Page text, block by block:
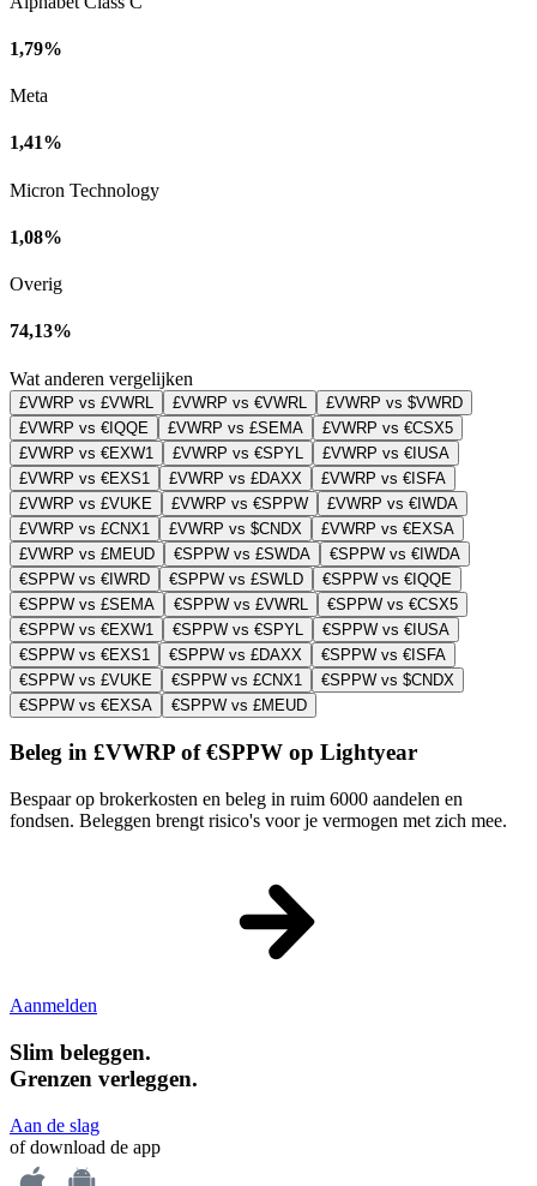
1,79%
Meta
1,41%
Micron Technology
1,08%
Overig
74,13%
Wat anderen vergelijken
£VWRP vs £VWRL £VWRP vs €VWRL
£VWRP vs $VWRD
£VWRP vs €IQQE
£VWRP vs £SEMA
£VWRP vs €CSX5
£VWRP vs €EXW1
£VWRP vs €SPYL
£VWRP vs €IUSA
£VWRP vs €EXS1
£VWRP vs £DAXX
£VWRP vs €ISFA
£VWRP vs £VUKE
£VWRP vs €SPPW
£VWRP vs €IWDA
£VWRP vs £CNX1
£VWRP vs $CNDX
£VWRP vs €EXSA
£VWRP vs £MEUD
€SPPW vs £SWDA
€SPPW vs €IWDA
€SPPW vs €IWRD
€SPPW vs £SWLD
€SPPW vs €IQQE
€SPPW vs £SEMA
€SPPW vs £VWRL
€SPPW vs €CSX5
€SPPW vs €EXW1
€SPPW vs €SPYL
€SPPW vs €IUSA
€SPPW vs €EXS1
€SPPW vs £DAXX
€SPPW vs €ISFA
€SPPW vs £VUKE
€SPPW vs £CNX1
€SPPW vs $CNDX
€SPPW vs €EXSA
€SPPW vs £MEUD
Beleg in £VWRP of €SPPW op Lightyear
Bespaar op brokerkosten en beleg in ruim 6000 aandelen en
fondsen. Beleggen brengt risico's voor je vermogen met zich mee.
Aanmelden
Slim beleggen.
Grenzen verleggen.
Aan de slag
of download de app